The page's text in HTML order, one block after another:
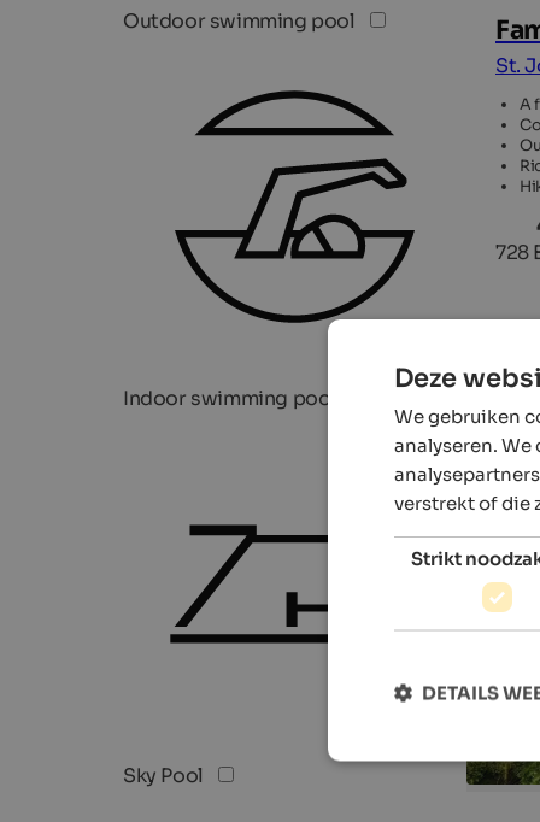
Outdoor swimming pool
Indoor swimming pool
Sky Pool
St.
A
728
Deze
We gebruiken
analyseren.
verstrekt of die
Strikt
DETAILS